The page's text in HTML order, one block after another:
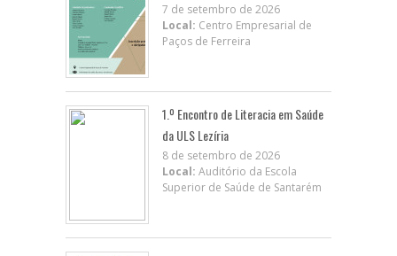
7 de setembro de 2026
Local: Centro Empresarial de
Paços de Ferreira
1.º Encontro de Literacia em Saúde
da ULS Lezíria
8 de setembro de 2026
Local: Auditório da Escola
Superior de Saúde de Santarém